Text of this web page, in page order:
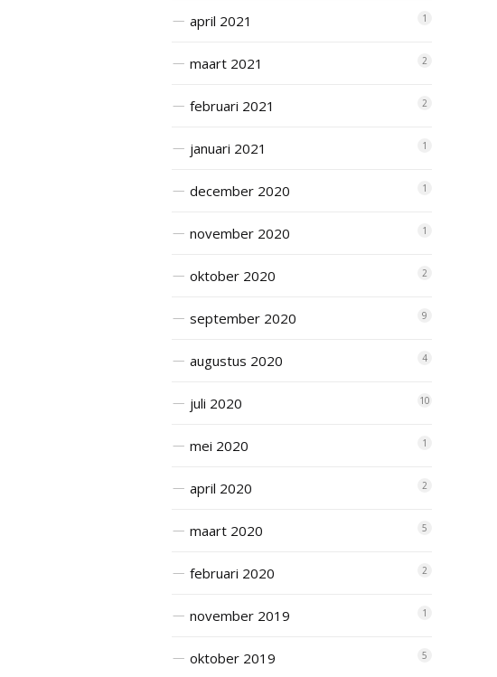
april 2021 1
maart 2021 2
februari 2021 2
januari 2021 1
december 2020 1
november 2020 1
oktober 2020 2
september 2020 9
augustus 2020 4
juli 2020 10
mei 2020 1
april 2020 2
maart 2020 5
februari 2020 2
november 2019 1
oktober 2019 5